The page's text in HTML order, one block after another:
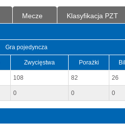
Mecze Klasyfikacja PZT
Gra pojedyncza
Zwycięstwa Porażki
108 82 26
0 0 0